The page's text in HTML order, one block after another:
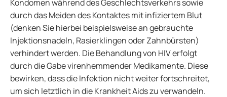
Kondomen während des Geschlechtsverkehrs sowie
durch das Meiden des Kontaktes mit infiziertem Blut
(denken Sie hierbei beispielsweise an gebrauchte
Injektionsnadeln, Rasierklingen oder Zahnbürsten)
verhindert werden. Die Behandlung von HIV erfolgt
durch die Gabe virenhemmender Medikamente. Diese
bewirken, dass die Infektion nicht weiter fortschreitet,
um sich letztlich in die Krankheit Aids zu verwandeln.